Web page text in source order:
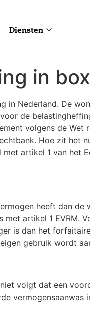
Diensten
in
in Nederland. De
de
volgens de
Hoe zit het
artikel 1 van het
heeft dan
artikel 1 EVRM.
is dan het
gebruik wordt
volgt dat een